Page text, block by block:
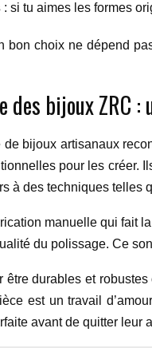
: si tu aimes les formes
bon choix ne dépend
bijoux ZRC
bijoux artisanaux
pour les créer.
à des techniques
manuelle qui fait
du polissage. Ce
être durables et
est un travail
avant de quitter leur